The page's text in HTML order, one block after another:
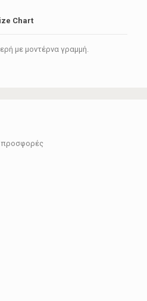
Chart
με μοντέρνα γραμμή.
προσφορές